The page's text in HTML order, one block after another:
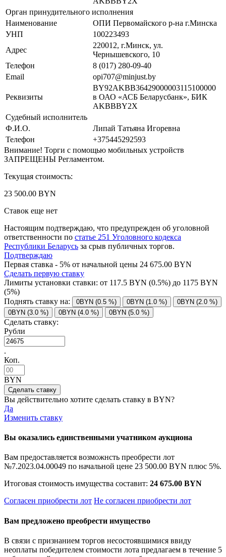
Орган принудительного исполнения
Наименование
ОПИ Первомайского р-на г.Минска
УНП
100223493
Адрес
220012, г.Минск, ул.
Чернышевского, 10
Телефон
8 (017) 280-09-40
Email
opi707@minjust.by
Реквизиты
BY92AKBB36429000003115100000
в ОАО «АСБ Беларусбанк», БИК
AKBBBY2X
Судебный исполнитель
Ф.И.О.
Липай Татьяна Игоревна
Телефон
+375445292593
Внимание! Торги с помощью мобильных устройств
ЗАПРЕЩЕНЫ Регламентом.
Текущая стоимость:
23 500.00 BYN
Ставок еще нет
Настоящим подтверждаю, что предупрежден об уголовной
ответственности по статье 251 Уголовного кодекса
Республики Беларусь за срыв публичных торгов.
Подтверждаю
Первая ставка - 5% от начальной цены 24 675.00 BYN
Сделать первую ставку
Лимиты установки ставки: от 117.5 BYN (0.5%) до 1175 BYN
(5%)
Поднять ставку на:
0BYN (0.5 %) 0BYN (1.0 %)
0BYN (2.0 %)
0BYN (3.0 %)
0BYN (4.0 %) 0BYN (5.0 %)
Сделать ставку:
Рубли
.
Коп.
BYN
Вы действительно хотите сделать ставку в BYN?
Да
Изменить ставку
Вы оказались единственными учатником аукциона
Вам предоставляется возможнсть преобрести лот
№7.2023.04.00049 по начальной цене 23 500.00 BYN плюс 5%.
Итоговая стоимость имущества составит: 24 675.00 BYN
Согласен приобрести лот Не согласен приобрести лот
Вам предложено преобрести имущество
В связи с признанием торгов несостоявшимися ввиду
неоплаты победителем стоимости лота предлагаем в течение 5